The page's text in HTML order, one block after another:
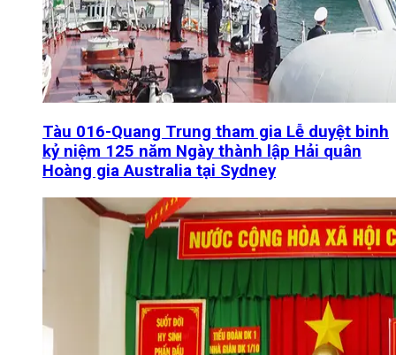
Tàu 016-Quang Trung tham gia Lễ duyệt binh
kỷ niệm 125 năm Ngày thành lập Hải quân
Hoàng gia Australia tại Sydney